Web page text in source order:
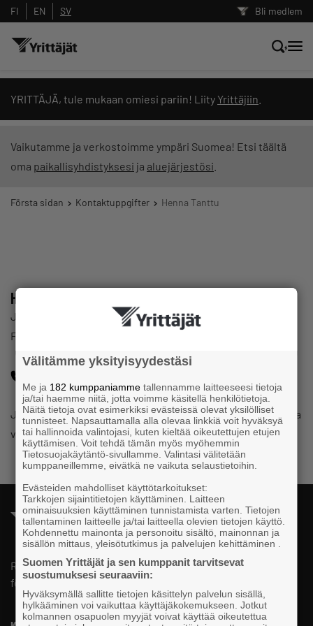
Bli medlem
FI EN SV
YRITTÄJÄ, tule mukaan omiesi pariin! Liity Yrittäjiin
Vaikutamme ja verkostoimme ympäri Suomea! Etsi täältä
oma paikallisyhdistyksesi ja aluejärjestösi
Första sidan Kontaktuppgifter Henna Tanttu
Henna Tanttu
Juridiska rådgivare
Företagarna i Finland
Juridiska rådgivarna — Juridisk rådgivning åt medlemmarna
via telefonen
Riksomfattande, regional och lokal påverkan för SMF-
företag.
Välitämme yksityisyydestäsi
Me ja 182 kumppaniamme tallennamme laitteeseesi tietoja
ja/tai haemme niitä, jotta voimme käsitellä henkilötietoja.
Näitä tietoja ovat esimerkiksi evästeissä olevat yksilölliset
tunnisteet. Napsauttamalla alla olevaa linkkiä voit hyväksyä
tai hallinnoida valintojasi, kuten kieltää oikeutettujen etujen
käyttämisen. Voit tehdä tämän myös myöhemmin
Tietosuojakäytäntö-sivullamme. Valintasi välitetään
kumppaneillemme, eivätkä ne vaikuta selaustietoihin.
Evästeiden mahdolliset käyttötarkoitukset:
Tarkkojen sijaintitietojen käyttäminen. Laitteen
ominaisuuksien käyttäminen tunnistamista varten. Tietojen
tallentaminen laitteelle ja/tai laitteella olevien tietojen käyttö.
Kohdennettu mainonta ja personoitu sisältö, mainonnan ja
sisällön mittaus, yleisötutkimus ja palvelujen kehittäminen .
Suomen Yrittäjät ja sen kumppanit tarvitsevat
suostumuksesi seuraaviin:
Hyväksymällä sallitte tietojen käsittelyn palvelun sisällä,
hylkääminen voi vaikuttaa käyttäjäkokemukseen. Jotkut
kolmannen osapuolen myyjät voivat käyttää oikeutettua